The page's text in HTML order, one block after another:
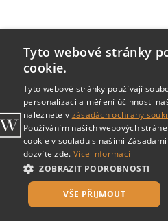
Tyto webové stránky
cookie.
Tyto webové stránky používají
personalizaci a měření účinnosti
naleznete v zásadách ochrany
Používáním našich webových
cookie v souladu s našimi
dozvíte zde. Více informací
ZOBRAZIT PODROBNOSTI
VŠE PŘIJMOUT